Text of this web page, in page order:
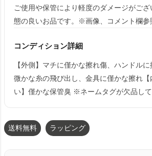
ご使用や保管により軽度のダメージがご
態の良いお品です。※画像、コメント欄参
コンディション詳細
【外側】マチに僅かな擦れ傷、ハンドル
微かな糸の飛び出し、金具に僅かな擦れ
い】僅かな保管臭 ※ネームタグが欠品して
送料無料 ラッピング